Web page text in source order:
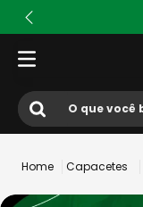
O que você busca?
Capacetes